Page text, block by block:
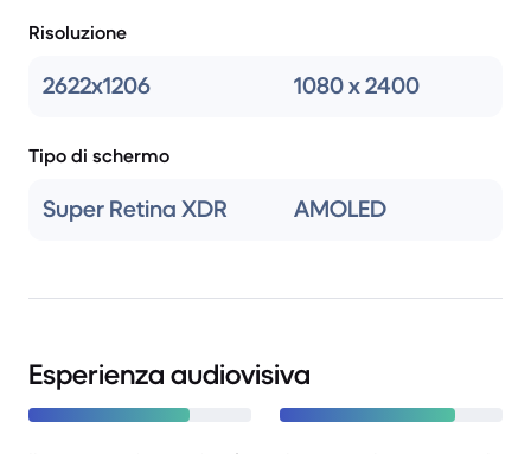
Risoluzione
2622x1206 1080 x 2400
Tipo di schermo
Super Retina XDR AMOLED
Esperienza audiovisiva